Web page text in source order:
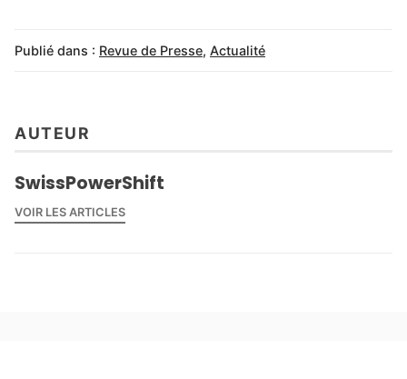
Publié dans : Revue de Presse, Actualité
AUTEUR
SwissPowerShift
VOIR LES ARTICLES